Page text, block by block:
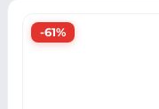
-61%